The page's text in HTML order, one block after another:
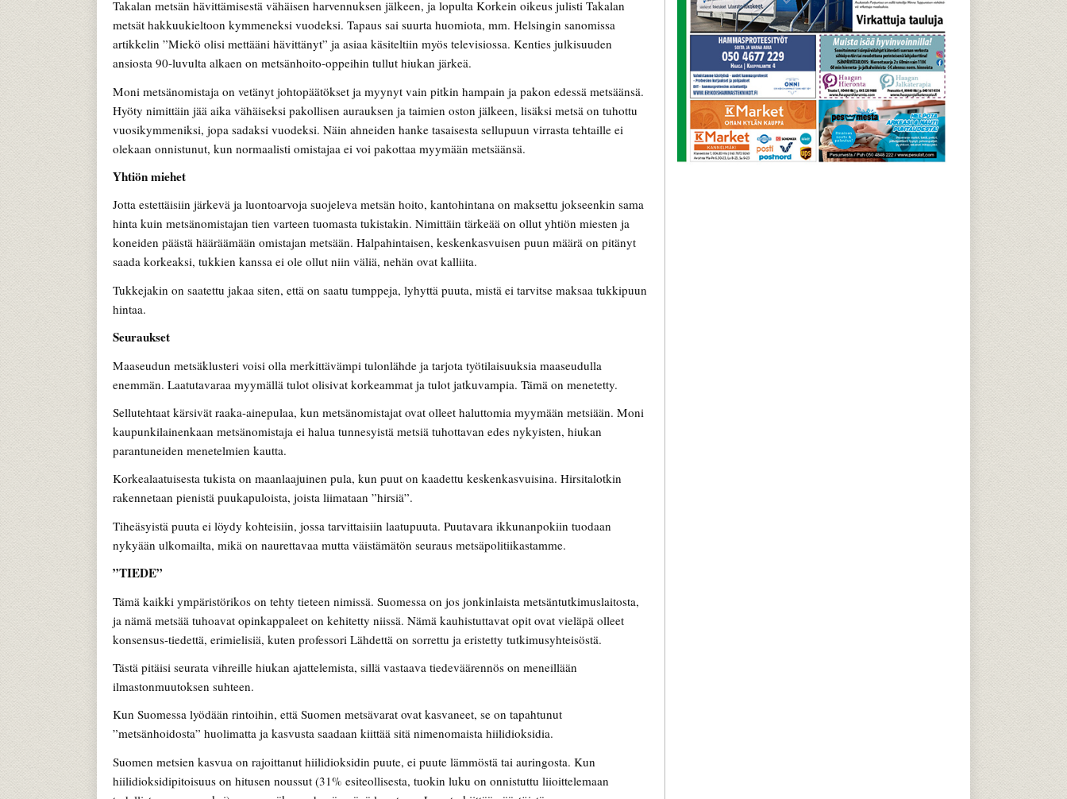
Takalan metsän hävittämisestä vähäisen harvennuksen jälkeen, ja lopulta Korkein oikeus julisti Takalan
metsät hakkuukieltoon kymmeneksi vuodeksi. Tapaus sai suurta huomiota, mm. Helsingin sanomissa
artikkelin ”Miekö olisi mettääni hävittänyt” ja asiaa käsiteltiin myös televisiossa. Kenties julkisuuden
ansiosta 90-luvulta alkaen on metsänhoito-oppeihin tullut hiukan järkeä.
Moni metsänomistaja on vetänyt johtopäätökset ja myynyt vain pitkin hampain ja pakon edessä metsäänsä.
Hyöty nimittäin jää aika vähäiseksi pakollisen aurauksen ja taimien oston jälkeen, lisäksi metsä on tuhottu
vuosikymmeniksi, jopa sadaksi vuodeksi. Näin ahneiden hanke tasaisesta sellupuun virrasta tehtaille ei
olekaan onnistunut, kun normaalisti omistajaa ei voi pakottaa myymään metsäänsä.
Yhtiön miehet
Jotta estettäisiin järkevä ja luontoarvoja suojeleva metsän hoito, kantohintana on maksettu jokseenkin sama
hinta kuin metsänomistajan tien varteen tuomasta tukistakin. Nimittäin tärkeää on ollut yhtiön miesten ja
koneiden päästä hääräämään omistajan metsään. Halpahintaisen, keskenkasvuisen puun määrä on pitänyt
saada korkeaksi, tukkien kanssa ei ole ollut niin väliä, nehän ovat kalliita.
Tukkejakin on saatettu jakaa siten, että on saatu tumppeja, lyhyttä puuta, mistä ei tarvitse maksaa tukkipuun
hintaa.
Seuraukset
Maaseudun metsäklusteri voisi olla merkittävämpi tulonlähde ja tarjota työtilaisuuksia maaseudulla
enemmän. Laatutavaraa myymällä tulot olisivat korkeammat ja tulot jatkuvampia. Tämä on menetetty.
Sellutehtaat kärsivät raaka-ainepulaa, kun metsänomistajat ovat olleet haluttomia myymään metsiään. Moni
kaupunkilainenkaan metsänomistaja ei halua tunnesyistä metsiä tuhottavan edes nykyisten, hiukan
parantuneiden menetelmien kautta.
Korkealaatuisesta tukista on maanlaajuinen pula, kun puut on kaadettu keskenkasvuisina. Hirsitalotkin
rakennetaan pienistä puukapuloista, joista liimataan ”hirsiä”.
Tiheäsyistä puuta ei löydy kohteisiin, jossa tarvittaisiin laatupuuta. Puutavara ikkunanpokiin tuodaan
nykyään ulkomailta, mikä on naurettavaa mutta väistämätön seuraus metsäpolitiikastamme.
”TIEDE”
Tämä kaikki ympäristörikos on tehty tieteen nimissä. Suomessa on jos jonkinlaista metsäntutkimuslaitosta,
ja nämä metsää tuhoavat opinkappaleet on kehitetty niissä. Nämä kauhistuttavat opit ovat vieläpä olleet
konsensus-tiedettä, erimielisiä, kuten professori Lähdettä on sorrettu ja eristetty tutkimusyhteisöstä.
Tästä pitäisi seurata vihreille hiukan ajattelemista, sillä vastaava tiedeväärennös on meneillään
ilmastonmuutoksen suhteen.
Kun Suomessa lyödään rintoihin, että Suomen metsävarat ovat kasvaneet, se on tapahtunut
”metsänhoidosta” huolimatta ja kasvusta saadaan kiittää sitä nimenomaista hiilidioksidia.
Suomen metsien kasvua on rajoittanut hiilidioksidin puute, ei puute lämmöstä tai auringosta. Kun
hiilidioksidipitoisuus on hitusen noussut (31% esiteollisesta, tuokin luku on onnistuttu liioittelemaan